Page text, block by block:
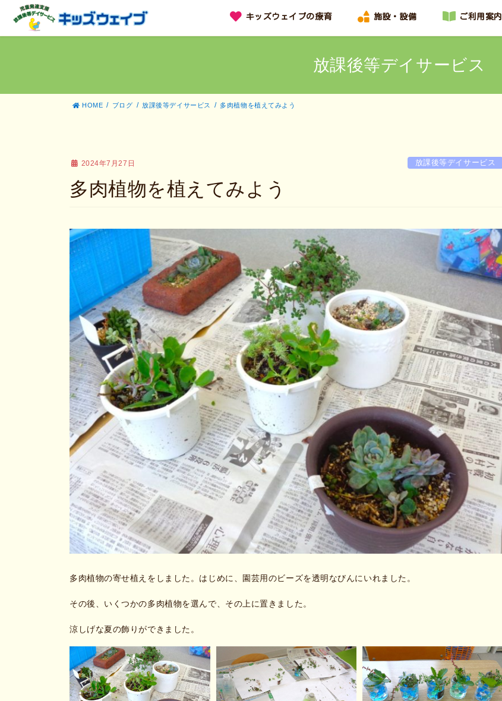
キ
に
キッズウェイブの療育 施設・設備 ご利用案内
放課後等デイサービス
HOME ブログ 放課後等デイサービス 多肉植物を植えてみよう
2024年7月27日 放課後等デイサービス
多肉植物を植えてみよう
多肉植物の寄せ植えをしました。はじめに、園芸用のビーズを透明なびんにいれました。
その後、いくつかの多肉植物を選んで、その上に置きました。
涼しげな夏の飾りができました。